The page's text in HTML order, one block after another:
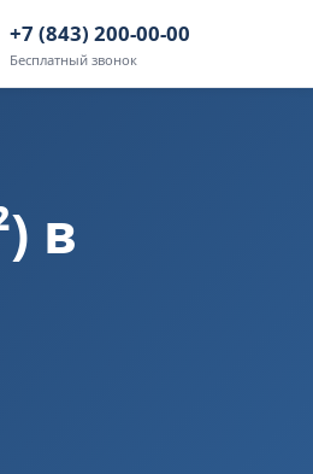
+7 (843) 200-00-00
Бесплатный звонок
в